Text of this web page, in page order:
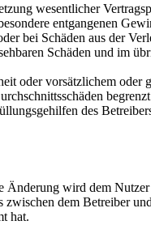
wesentlicher
entgangenen
bei Schäden aus der
Schäden und im
oder vorsätzlichem oder
des
Änderung wird dem
dem Betreiber
hat.